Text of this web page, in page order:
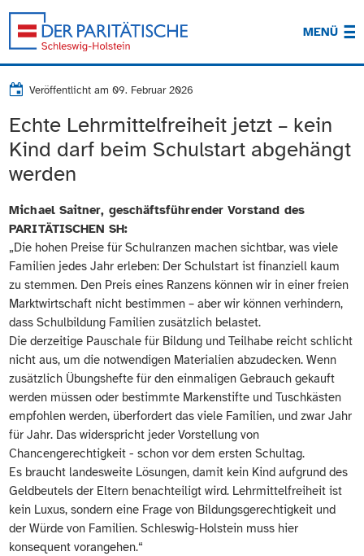
MENÜ
Veröffentlicht am09. Februar 2026
Echte Lehrmittelfreiheit jetzt – kein
Kind darf beim Schulstart abgehängt
werden
Michael Saitner, geschäftsführender Vorstand des
PARITÄTISCHEN SH:
„Die hohen Preise für Schulranzen machen sichtbar, was viele
Familien jedes Jahr erleben: Der Schulstart ist finanziell kaum
zu stemmen. Den Preis eines Ranzens können wir in einer freien
Marktwirtschaft nicht bestimmen – aber wir können verhindern,
dass Schulbildung Familien zusätzlich belastet.
Die derzeitige Pauschale für Bildung und Teilhabe reicht schlicht
nicht aus, um die notwendigen Materialien abzudecken. Wenn
zusätzlich Übungshefte für den einmaligen Gebrauch gekauft
werden müssen oder bestimmte Markenstifte und Tuschkästen
empfohlen werden, überfordert das viele Familien, und zwar Jahr
für Jahr. Das widerspricht jeder Vorstellung von
Chancengerechtigkeit - schon vor dem ersten Schultag.
Es braucht landesweite Lösungen, damit kein Kind aufgrund des
Geldbeutels der Eltern benachteiligt wird. Lehrmittelfreiheit ist
kein Luxus, sondern eine Frage von Bildungsgerechtigkeit und
der Würde von Familien. Schleswig-Holstein muss hier
konsequent vorangehen.“